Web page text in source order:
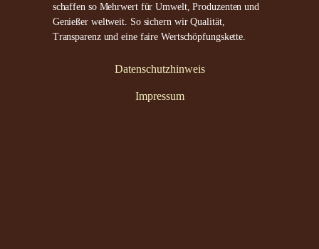
schaffen so Mehrwert für Umwelt, Produzenten und
Genießer weltweit. So sichern wir Qualität,
Transparenz und eine faire Wertschöpfungskette.
Datenschutzhinweis
Impressum